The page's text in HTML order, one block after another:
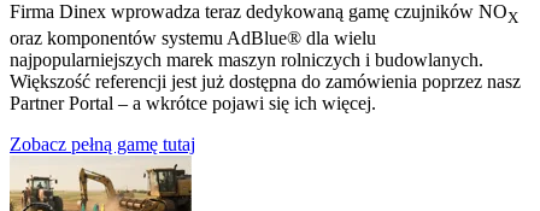
Firma Dinex wprowadza teraz dedykowaną gamę czujników NOX
oraz komponentów systemu AdBlue® dla wielu
najpopularniejszych marek maszyn rolniczych i budowlanych.
Większość referencji jest już dostępna do zamówienia poprzez nasz
Partner Portal – a wkrótce pojawi się ich więcej.
Zobacz pełną gamę tutaj